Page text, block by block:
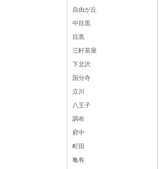
自由が丘
中目黒
目黒
三軒茶屋
下北沢
国分寺
立川
八王子
調布
府中
町田
亀有